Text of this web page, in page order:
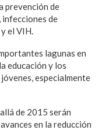
prevención de
infecciones de
el VIH.
lagunas en
educación y los
especialmente
de 2015 serán
en la reducción